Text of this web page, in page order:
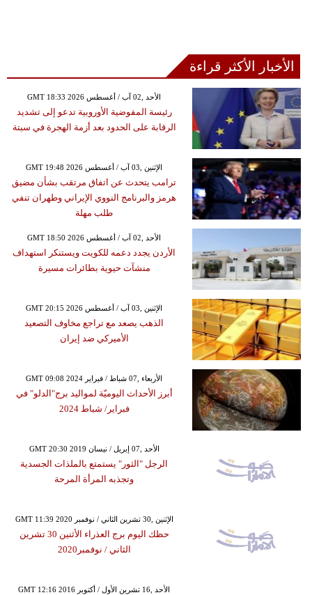
الأخبار الأكثر قراءة
GMT 18:33 2026 الأحد ,02 آب / أغسطس
رئيسة المفوضية الأوروبية تدعو إلى تشديد
الرقابة على الحدود بعد أزمة الهجرة في سبتة
GMT 19:48 2026 الإثنين ,03 آب / أغسطس
ترامب يتحدث عن اتفاق مرتقب بشأن مضيق
هرمز والبرنامج النووي الإيراني وطهران تنفي
طلب مهلة
GMT 18:50 2026 الأحد ,02 آب / أغسطس
الأردن يجدد دعمه للكويت ويستنكر استهداف
منشآت حيوية بطائرات مسيرة
GMT 20:15 2026 الإثنين ,03 آب / أغسطس
الذهب يصعد مع تراجع مخاوف التصعيد
الأميركي ضد إيران
GMT 09:08 2024 الأربعاء ,07 شباط / فبراير
أبرز الأحداث اليوميّة لمواليد برج"الدلو" في
فبراير/ شباط 2024
GMT 20:30 2019 الأحد ,07 إبريل / نيسان
الرجل "الثور" يستمتع بالملذات الجسدية
وتجذبه المرأة المرحة
GMT 11:39 2020 الإثنين ,30 تشرين الثاني / نوفمبر
حظك اليوم برج العذراء الأثنين 30 تشرين
الثاني / نوفمبر2020
GMT 12:16 2016 الأحد ,16 تشرين الأول / أكتوبر